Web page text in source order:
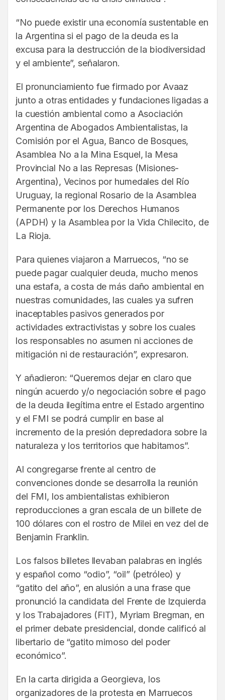
“No puede existir una economía sustentable en
la Argentina si el pago de la deuda es la
excusa para la destrucción de la biodiversidad
y el ambiente”, señalaron.
El pronunciamiento fue firmado por Avaaz
junto a otras entidades y fundaciones ligadas a
la cuestión ambiental como a Asociación
Argentina de Abogados Ambientalistas, la
Comisión por el Agua, Banco de Bosques,
Asamblea No a la Mina Esquel, la Mesa
Provincial No a las Represas (Misiones-
Argentina), Vecinos por humedales del Río
Uruguay, la regional Rosario de la Asamblea
Permanente por los Derechos Humanos
(APDH) y la Asamblea por la Vida Chilecito, de
La Rioja.
Para quienes viajaron a Marruecos, “no se
puede pagar cualquier deuda, mucho menos
una estafa, a costa de más daño ambiental en
nuestras comunidades, las cuales ya sufren
inaceptables pasivos generados por
actividades extractivistas y sobre los cuales
los responsables no asumen ni acciones de
mitigación ni de restauración”, expresaron.
Y añadieron: “Queremos dejar en claro que
ningún acuerdo y/o negociación sobre el pago
de la deuda ilegítima entre el Estado argentino
y el FMI se podrá cumplir en base al
incremento de la presión depredadora sobre la
naturaleza y los territorios que habitamos”.
Al congregarse frente al centro de
convenciones donde se desarrolla la reunión
del FMI, los ambientalistas exhibieron
reproducciones a gran escala de un billete de
100 dólares con el rostro de Milei en vez del de
Benjamin Franklin.
Los falsos billetes llevaban palabras en inglés
y español como “odio”, “oil” (petróleo) y
“gatito del año”, en alusión a una frase que
pronunció la candidata del Frente de Izquierda
y los Trabajadores (FIT), Myriam Bregman, en
el primer debate presidencial, donde calificó al
libertario de “gatito mimoso del poder
económico”.
En la carta dirigida a Georgieva, los
organizadores de la protesta en Marruecos